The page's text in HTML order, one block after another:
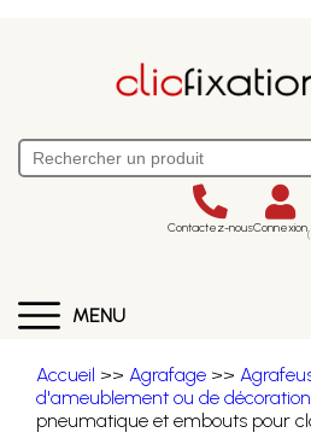
Contactez-nousConnexion
MENU
Accueil >> Agrafage >>
d'ameublement ou de décoration
pneumatique et embouts pour